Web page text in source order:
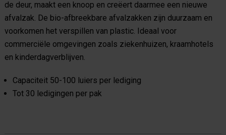
de deur, maakt een knoop en creëert daarmee een nieuwe
afvalzak. De bio-afbreekbare afvalzakken zijn duurzaam en
voorkomen het verspillen van plastic. Ideaal voor
commerciële omgevingen zoals ziekenhuizen, kraamhotels
en kinderdagverblijven.
Capaciteit 50-100 luiers per lediging
Tot 30 ledigingen per pak